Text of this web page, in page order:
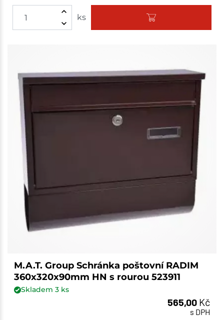
ks
M.A.T. Group Schránka poštovní RADIM
360x320x90mm HN s rourou 523911
Skladem 3ks
565,00 Kč
s DPH